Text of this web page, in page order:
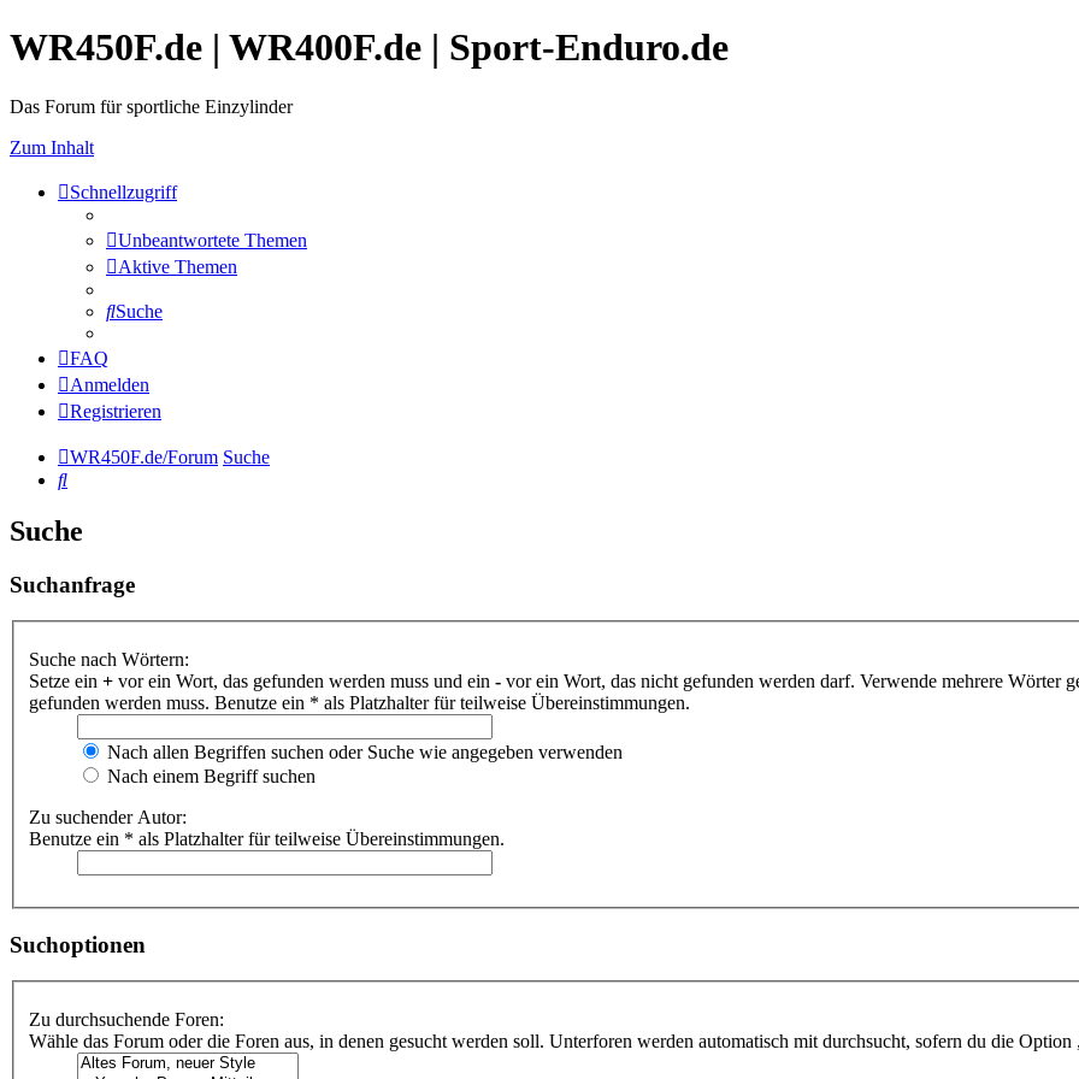
WR450F.de | WR400F.de | Sport-Enduro.de
Das Forum für sportliche Einzylinder
Zum Inhalt
Schnellzugriff
Unbeantwortete Themen
Aktive Themen
Suche
FAQ
Anmelden
Registrieren
WR450F.de/Forum Suche
Suche
Suche
Suchanfrage
Suche nach Wörtern:
Setze ein + vor ein Wort, das gefunden werden muss und ein - vor ein Wort, das nicht gefunden werden darf. Verwende mehrere Wörter
gefunden werden muss. Benutze ein * als Platzhalter für teilweise Übereinstimmungen.
Nach allen Begriffen suchen oder Suche wie angegeben verwenden
Nach einem Begriff suchen
Zu suchender Autor:
Benutze ein * als Platzhalter für teilweise Übereinstimmungen.
Suchoptionen
Zu durchsuchende Foren:
Wähle das Forum oder die Foren aus, in denen gesucht werden soll. Unterforen werden automatisch mit durchsucht, sofern du die